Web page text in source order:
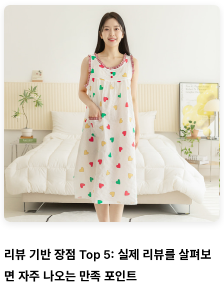
리뷰 기반 장점 Top 5: 실제 리뷰를 살펴보
면 자주 나오는 만족 포인트